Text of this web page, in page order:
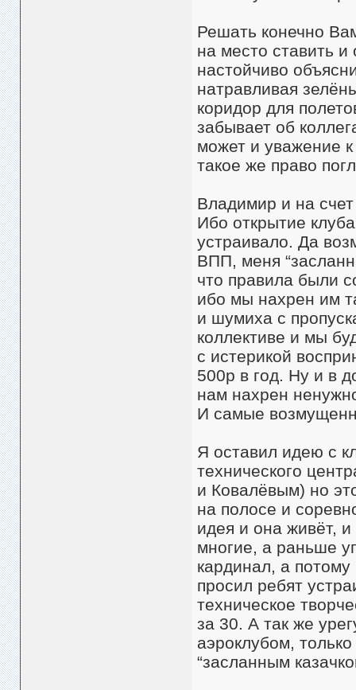
Решать конечно
на место ставить
настойчиво
натравливая
коридор для
забывает об
может и уважение
такое же право
Владимир и на
Ибо открытие
устраивало. Да
ВПП, меня
что правила были
ибо мы нахрен им
и шумиха с
коллективе и мы
с истерикой
500р в год. Ну и в
нам нахрен
И самые
Я оставил идею с
технического
и Ковалёвым) но
на полосе и
идея и она живёт,
многие, а раньше
кардинал, а
просил ребят
техническое
за 30. А так же
аэроклубом,
“засланным